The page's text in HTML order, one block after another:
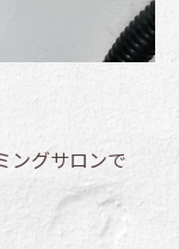
ングサロンで